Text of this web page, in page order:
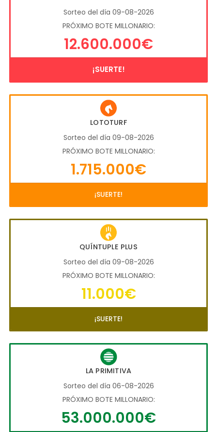
Sorteo del día 09-08-2026
PRÓXIMO BOTE MILLONARIO:
12.600.000€
¡SUERTE!
LOTOTURF
Sorteo del día 09-08-2026
PRÓXIMO BOTE MILLONARIO:
1.715.000€
¡SUERTE!
QUÍNTUPLE PLUS
Sorteo del día 09-08-2026
PRÓXIMO BOTE MILLONARIO:
11.000€
¡SUERTE!
LA PRIMITIVA
Sorteo del día 06-08-2026
PRÓXIMO BOTE MILLONARIO:
53.000.000€